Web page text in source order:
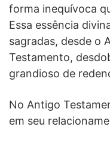
forma inequívoca
Essa essência
sagradas, desde o
Testamento,
grandioso de
No Antigo
em seu